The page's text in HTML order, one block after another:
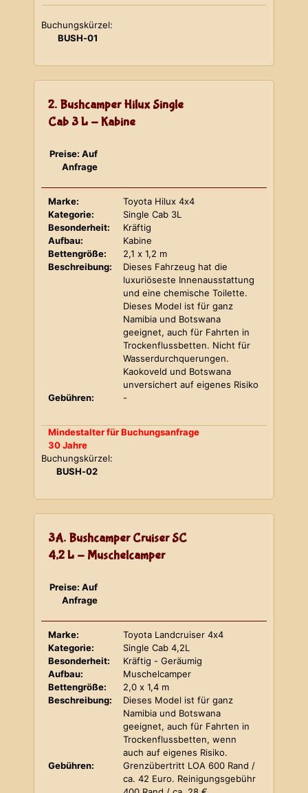
Buchungskürzel:
BUSH-01
2. Bushcamper Hilux Single
Cab 3 L - Kabine
Preise: Auf
Anfrage
Marke:
Toyota Hilux 4x4
Kategorie:
Single Cab 3L
Besonderheit:
Kräftig
Aufbau:
Kabine
Bettengröße:
2,1 x 1,2 m
Beschreibung:
Dieses Fahrzeug hat die
luxuriöseste Innenausstattung
und eine chemische Toilette.
Dieses Model ist für ganz
Namibia und Botswana
geeignet, auch für Fahrten in
Trockenflussbetten. Nicht für
Wasserdurchquerungen.
Kaokoveld und Botswana
unversichert auf eigenes Risiko
Gebühren:
-
Mindestalter für Buchungsanfrage
30 Jahre
Buchungskürzel:
BUSH-02
3A. Bushcamper Cruiser SC
4,2 L - Muschelcamper
Preise: Auf
Anfrage
Marke:
Toyota Landcruiser 4x4
Kategorie:
Single Cab 4,2L
Besonderheit:
Kräftig - Geräumig
Aufbau:
Muschelcamper
Bettengröße:
2,0 x 1,4 m
Beschreibung:
Dieses Model ist für ganz
Namibia und Botswana
geeignet, auch für Fahrten in
Trockenflussbetten, wenn
auch auf eigenes Risiko.
Gebühren:
Grenzübertritt LOA 600 Rand /
ca. 42 Euro. Reinigungsgebühr